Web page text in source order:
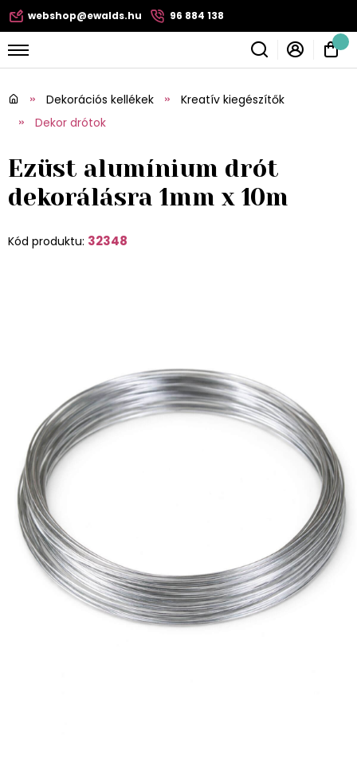
webshop@ewalds.hu 96 884 138
Dekorációs kellékek
Kreatív kiegészítők
Dekor drótok
Ezüst alumínium drót
dekorálásra 1mm x 10m
Kód produktu: 32348